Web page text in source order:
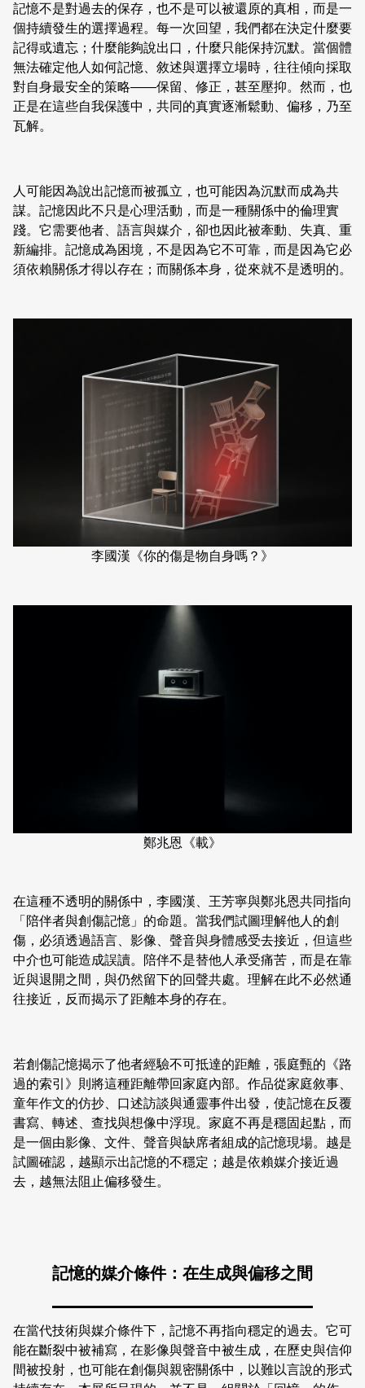
記憶不是對過去的保存，也不是可以被還原的真相，而是一
個持續發生的選擇過程。每一次回望，我們都在決定什麼要
記得或遺忘；什麼能夠說出口，什麼只能保持沉默。當個體
無法確定他人如何記憶、敘述與選擇立場時，往往傾向採取
對自身最安全的策略——保留、修正，甚至壓抑。然而，也
正是在這些自我保護中，共同的真實逐漸鬆動、偏移，乃至
瓦解。
人可能因為說出記憶而被孤立，也可能因為沉默而成為共
謀。記憶因此不只是心理活動，而是一種關係中的倫理實
踐。它需要他者、語言與媒介，卻也因此被牽動、失真、重
新編排。記憶成為困境，不是因為它不可靠，而是因為它必
須依賴關係才得以存在；而關係本身，從來就不是透明的。
李國漢《你的傷是物自身嗎？》
鄭兆恩《載》
在這種不透明的關係中，李國漢、王芳寧與鄭兆恩共同指向
「陪伴者與創傷記憶」的命題。當我們試圖理解他人的創
傷，必須透過語言、影像、聲音與身體感受去接近，但這些
中介也可能造成誤讀。陪伴不是替他人承受痛苦，而是在靠
近與退開之間，與仍然留下的回聲共處。理解在此不必然通
往接近，反而揭示了距離本身的存在。
若創傷記憶揭示了他者經驗不可抵達的距離，張庭甄的《路
過的索引》則將這種距離帶回家庭內部。作品從家庭敘事、
童年作文的仿抄、口述訪談與通靈事件出發，使記憶在反覆
書寫、轉述、查找與想像中浮現。家庭不再是穩固起點，而
是一個由影像、文件、聲音與缺席者組成的記憶現場。越是
試圖確認，越顯示出記憶的不穩定；越是依賴媒介接近過
去，越無法阻止偏移發生。
記憶的媒介條件：在生成與偏移之間
在當代技術與媒介條件下，記憶不再指向穩定的過去。它可
能在斷裂中被補寫，在影像與聲音中被生成，在歷史與信仰
間被投射，也可能在創傷與親密關係中，以難以言說的形式